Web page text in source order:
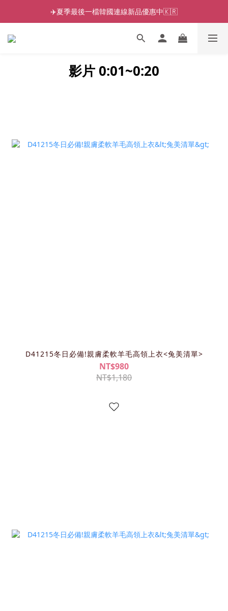
✈️夏季最後一檔韓國連線新品優惠中🇰🇷
影片 0:01~0:20
D41215冬日必備!親膚柔軟羊毛高領上衣<兔美清單>
NT$980
NT$1,180